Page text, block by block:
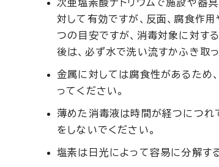
次亜塩素酸ナトリウムで施設や器
対して有効ですが、反面、腐食作
つの目安ですが、消毒対象に対す
後は、必ず水で洗い流すかふき取っ
金属に対しては腐食性があるため
ってください。
薄めた消毒液は時間が経つにつれ
をしないでください。
塩素は日光によって容易に分解す